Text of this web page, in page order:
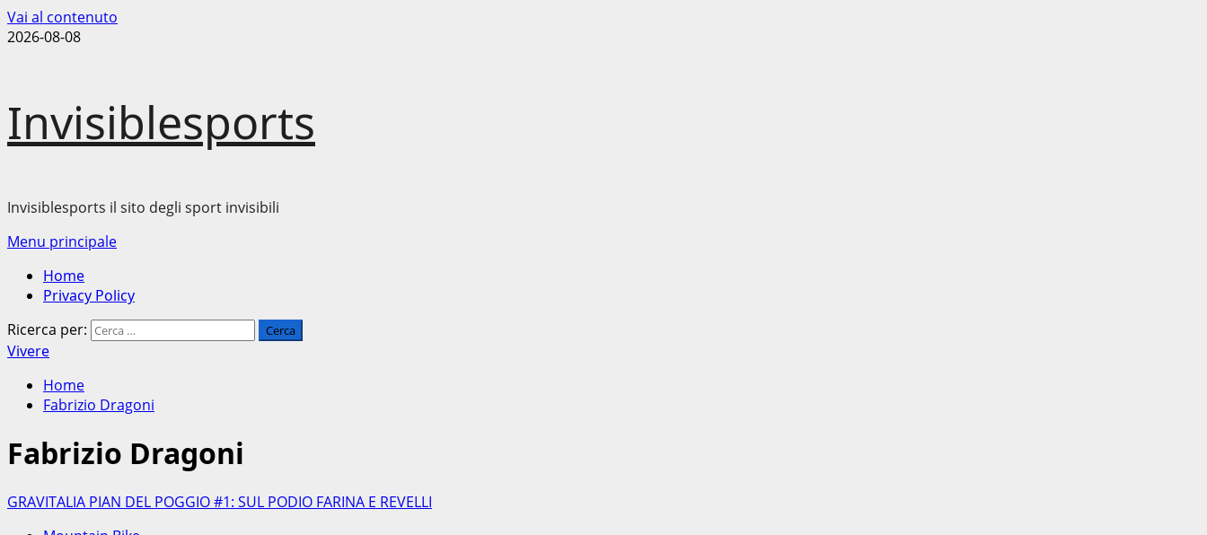
Vai al contenuto
2026-08-08
Invisiblesports
Invisiblesports il sito degli sport invisibili
Menu principale
Home
Privacy Policy
Ricerca per:
Vivere
Home
Fabrizio Dragoni
Fabrizio Dragoni
GRAVITALIA PIAN DEL POGGIO #1: SUL PODIO FARINA E REVELLI